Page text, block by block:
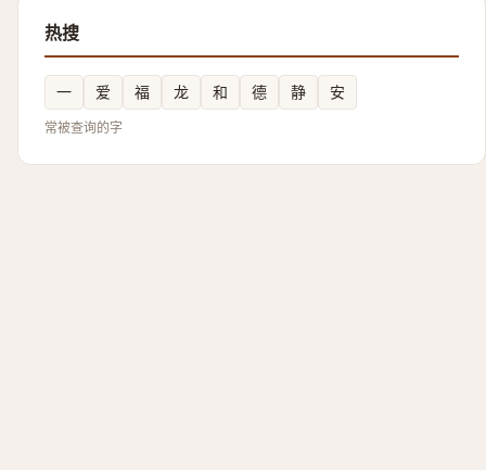
热搜
一 爱 福 龙 和 德 静 安
常被查询的字